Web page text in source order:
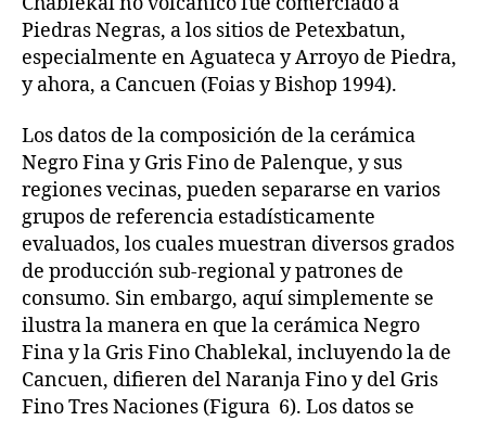
Piedras Negras, a los sitios de Petexbatun,
especialmente en Aguateca y Arroyo de Piedra,
y ahora, a Cancuen (Foias y Bishop 1994).
Los datos de la composición de la cerámica
Negro Fina y Gris Fino de Palenque, y sus
regiones vecinas, pueden separarse en varios
grupos de referencia estadísticamente
evaluados, los cuales muestran diversos grados
de producción sub-regional y patrones de
consumo. Sin embargo, aquí simplemente se
ilustra la manera en que la cerámica Negro
Fina y la Gris Fino Chablekal, incluyendo la de
Cancuen, difieren del Naranja Fino y del Gris
Fino Tres Naciones (Figura 6). Los datos se